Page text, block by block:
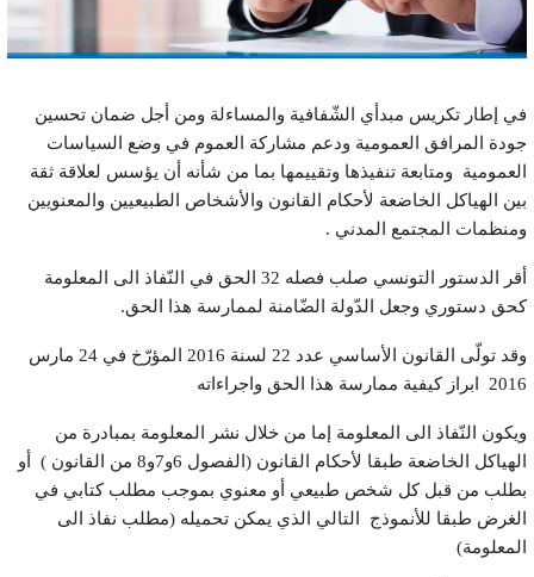
في إطار تكريس مبدأي الشّفافية والمساءلة ومن أجل ضمان تحسين
جودة المرافق العمومية ودعم مشاركة العموم في وضع السياسات
العمومية ومتابعة تنفيذها وتقييمها بما من شأنه أن يؤسس لعلاقة ثقة
بين الهياكل الخاضعة لأحكام القانون والأشخاص الطبيعيين والمعنويين
ومنظمات المجتمع المدني .
أقر الدستور التونسي صلب فصله 32 الحق في النّفاذ الى المعلومة
كحق دستوري وجعل الدّولة الضّامنة لممارسة هذا الحق.
وقد تولّى القانون الأساسي عدد 22 لسنة 2016 المؤرّخ في 24 مارس
2016 ابراز كيفية ممارسة هذا الحق واجراءاته
ويكون النّفاذ الى المعلومة إما من خلال نشر المعلومة بمبادرة من
الهياكل الخاضعة طبقا لأحكام القانون (الفصول 6و7و8 من القانون ) أو
بطلب من قبل كل شخص طبيعي أو معنوي بموجب مطلب كتابي في
الغرض طبقا للأنموذج التالي الذي يمكن تحميله (مطلب نفاذ الى
المعلومة)